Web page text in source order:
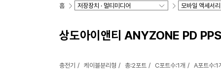
홈
상도아이앤티 ANYZONE PD
충전기 케이블분리형 총:2포트 C포트수:1개 A포트수:1